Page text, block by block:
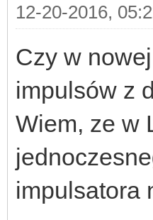
12-20-2016,
Czy w
impulsów z
Wiem, ze w
impulsatora